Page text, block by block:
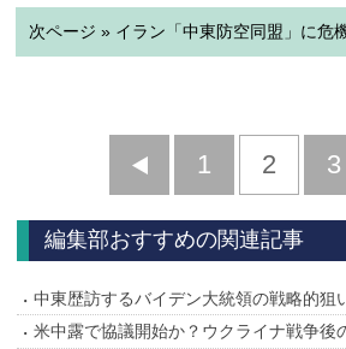
次ページ » イラン「中東防空同盟」に危
前
へ
1 2 3
編集部おすすめの関連記事
中東歴訪するバイデン大統領の戦略的狙
米中露で協議開始か？ウクライナ戦争後